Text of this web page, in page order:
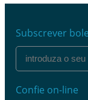
Subscrever
Confie on-line